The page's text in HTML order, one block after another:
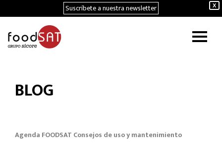
X
Suscríbete a nuestra newsletter
BLOG
Agenda FOODSAT Consejos de uso y mantenimiento